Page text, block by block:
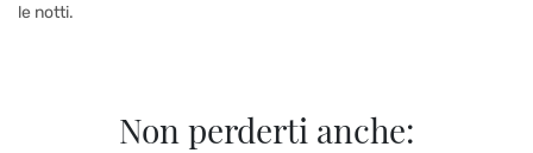
le notti.
Non perderti anche: